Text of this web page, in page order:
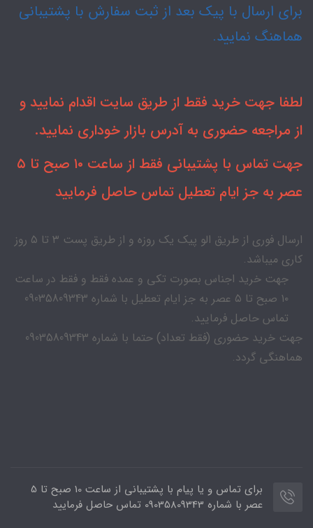
برای ارسال با پیک بعد از ثبت سفارش با پشتیبانی
هماهنگ نمایید.
لطفا جهت خرید فقط از طریق سایت اقدام نمایید و
از مراجعه حضوری به آدرس بازار خوداری نمایید.
جهت تماس با پشتیبانی فقط از ساعت ۱۰ صبح تا ۵
عصر به جز ایام تعطیل تماس حاصل فرمایید
ارسال فوری از طریق الو پیک یک روزه و از طریق پست ۳ تا ۵ روز
کاری میباشد.
جهت خرید اجناس بصورت تکی و عمده فقط و فقط در ساعت
۱۰ صبح تا ۵ عصر به جز ایام تعطیل با شماره 09035809343
تماس حاصل فرمایید.
جهت خرید حضوری (فقط تعداد) حتما با شماره 09035809343
هماهنگی گردد.
برای تماس و یا پیام با پشتیبانی از ساعت 10 صبح تا 5
عصر با شماره 09035809343 تماس حاصل فرمایید